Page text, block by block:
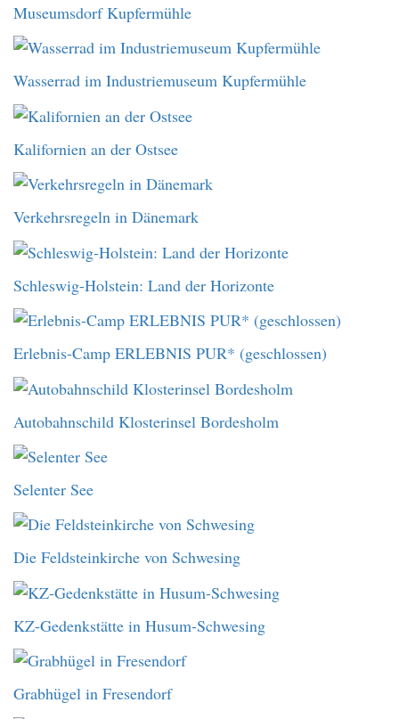
Museumsdorf Kupfermühle
Wasserrad im Industriemuseum Kupfermühle
Kalifornien an der Ostsee
Verkehrsregeln in Dänemark
Schleswig-Holstein: Land der Horizonte
Erlebnis-Camp ERLEBNIS PUR* (geschlossen)
Autobahnschild Klosterinsel Bordesholm
Selenter See
Die Feldsteinkirche von Schwesing
KZ-Gedenkstätte in Husum-Schwesing
Grabhügel in Fresendorf